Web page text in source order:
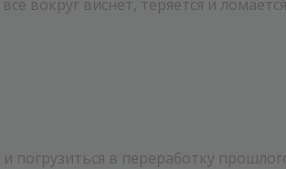
вокруг виснет, теряется и
погрузиться в переработку